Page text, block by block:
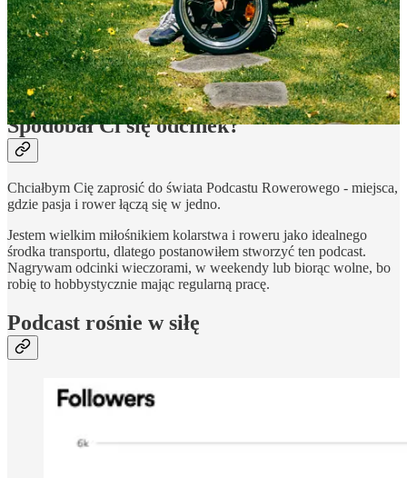
Spodobał Ci się odcinek?
Chciałbym Cię zaprosić do świata Podcastu Rowerowego - miejsca,
gdzie pasja i rower łączą się w jedno.
Jestem wielkim miłośnikiem kolarstwa i roweru jako idealnego
środka transportu, dlatego postanowiłem stworzyć ten podcast.
Nagrywam odcinki wieczorami, w weekendy lub biorąc wolne, bo
robię to hobbystycznie mając regularną pracę.
Podcast rośnie w siłę